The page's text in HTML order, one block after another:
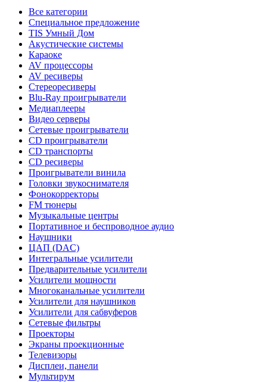
Все категории
Специальное предложение
TIS Умный Дом
Акустические системы
Караоке
AV процессоры
AV ресиверы
Стереоресиверы
Blu-Ray проигрыватели
Медиаплееры
Видео серверы
Сетевые проигрыватели
CD проигрыватели
CD транспорты
CD ресиверы
Проигрыватели винила
Головки звукоснимателя
Фонокорректоры
FM тюнеры
Музыкальные центры
Портативное и беспроводное аудио
Наушники
ЦАП (DAC)
Интегральные усилители
Предварительные усилители
Усилители мощности
Многоканальные усилители
Усилители для наушников
Усилители для сабвуферов
Сетевые фильтры
Проекторы
Экраны проекционные
Телевизоры
Дисплеи, панели
Мультирум